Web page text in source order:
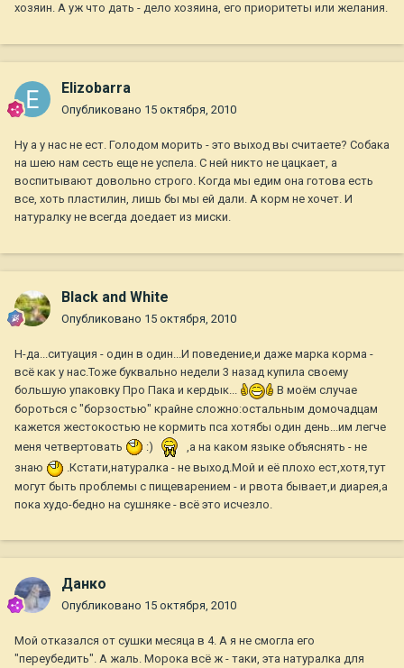
хозяин. А уж что дать - дело хозяина, его приоритеты или желания.
Elizobarra
Опубликовано 15 октября, 2010
Ну а у нас не ест. Голодом морить - это выход вы считаете? Собака
на шею нам сесть еще не успела. С ней никто не цацкает, а
воспитывают довольно строго. Когда мы едим она готова есть
все, хоть пластилин, лишь бы мы ей дали. А корм не хочет. И
натуралку не всегда доедает из миски.
Black and White
Опубликовано 15 октября, 2010
Н-да...ситуация - один в один...И поведение,и даже марка корма -
всё как у нас.Тоже буквально недели 3 назад купила своему
большую упаковку Про Пака и кердык...
В моём случае
бороться с "борзостью" крайне сложно:остальным домочадцам
кажется жестокостью не кормить пса хотябы один день...им легче
меня четвертовать
:)
,а на каком языке объяснять - не
знаю
.Кстати,натуралка - не выход.Мой и её плохо ест,хотя,тут
могут быть проблемы с пищеварением - и рвота бывает,и диарея,а
пока худо-бедно на сушняке - всё это исчезло.
Данко
Опубликовано 15 октября, 2010
Мой отказался от сушки месяца в 4. А я не смогла его
"переубедить". А жаль. Морока всё ж - таки, эта натуралка для